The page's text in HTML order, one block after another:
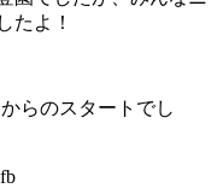
たよ！
らのスタートでし